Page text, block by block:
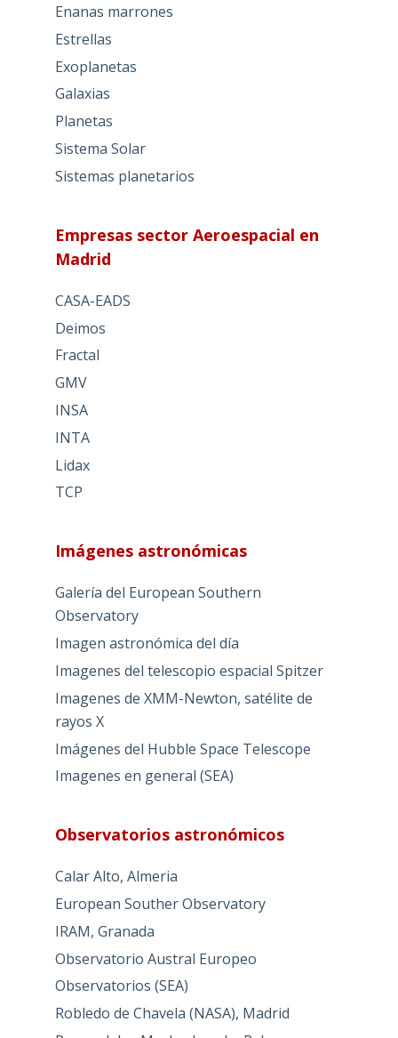
Enanas marrones
Estrellas
Exoplanetas
Galaxias
Planetas
Sistema Solar
Sistemas planetarios
Empresas sector Aeroespacial en
Madrid
CASA-EADS
Deimos
Fractal
GMV
INSA
INTA
Lidax
TCP
Imágenes astronómicas
Galería del European Southern
Observatory
Imagen astronómica del día
Imagenes del telescopio espacial Spitzer
Imagenes de XMM-Newton, satélite de
rayos X
Imágenes del Hubble Space Telescope
Imagenes en general (SEA)
Observatorios astronómicos
Calar Alto, Almeria
European Souther Observatory
IRAM, Granada
Observatorio Austral Europeo
Observatorios (SEA)
Robledo de Chavela (NASA), Madrid